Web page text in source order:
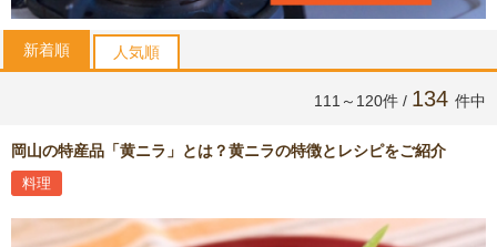
新着順 人気順
111～120件 / 134 件中
岡山の特産品「黄ニラ」とは？黄ニラの特徴とレシピをご紹介
料理